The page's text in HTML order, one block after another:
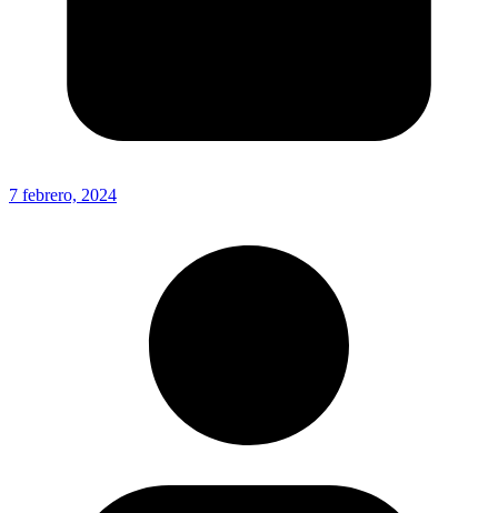
7 febrero, 2024